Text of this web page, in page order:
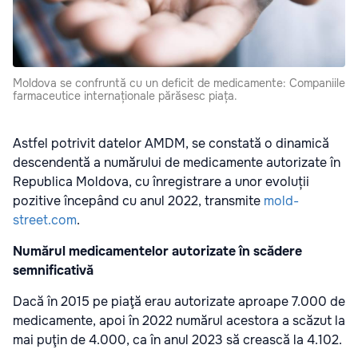
Moldova se confruntă cu un deficit de medicamente: Companiile
farmaceutice internaționale părăsesc piața.
Astfel potrivit datelor AMDM, se constată o dinamică
descendentă a numărului de medicamente autorizate în
Republica Moldova, cu înregistrare a unor evoluții
pozitive începând cu anul 2022, transmite mold-
street.com.
Numărul medicamentelor autorizate în scădere
semnificativă
Dacă în 2015 pe piaţă erau autorizate aproape 7.000 de
medicamente, apoi în 2022 numărul acestora a scăzut la
mai puţin de 4.000, ca în anul 2023 să crească la 4.102.